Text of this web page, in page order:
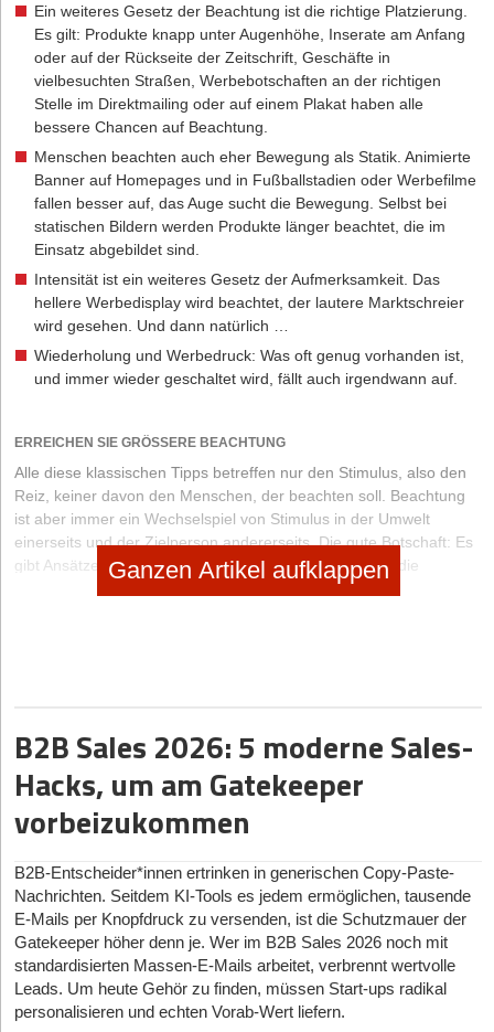
Ein weiteres Gesetz der Beachtung ist die richtige Platzierung.
Es gilt: Produkte knapp unter Augenhöhe, Inserate am Anfang
oder auf der Rückseite der Zeitschrift, Geschäfte in
vielbesuchten Straßen, Werbebotschaften an der richtigen
Stelle im Direktmailing oder auf einem Plakat haben alle
bessere Chancen auf Beachtung.
Menschen beachten auch eher Bewegung als Statik. Animierte
Banner auf Homepages und in Fußballstadien oder Werbefilme
fallen besser auf, das Auge sucht die Bewegung. Selbst bei
statischen Bildern werden Produkte länger beachtet, die im
Einsatz abgebildet sind.
Intensität ist ein weiteres Gesetz der Aufmerksamkeit. Das
hellere Werbedisplay wird beachtet, der lautere Marktschreier
wird gesehen. Und dann natürlich …
Wiederholung und Werbedruck: Was oft genug vorhanden ist,
und immer wieder geschaltet wird, fällt auch irgendwann auf.
ERREICHEN SIE GRÖSSERE BEACHTUNG
Alle diese klassischen Tipps betreffen nur den Stimulus, also den
Reiz, keiner davon den Menschen, der beachten soll. Beachtung
ist aber immer ein Wechselspiel von Stimulus in der Umwelt
einerseits und der Zielperson andererseits. Die gute Botschaft: Es
gibt Ansätze, die Beachtung erhöhen und Sie nicht wie die
eingangs augeführten Maßnahmen viel Geld kosten. Diese
Viel wesentlicher ist aber noch das Interesse: Wir beachten das,
was uns interessiert, man spricht hier von High Involvement.
Hungrige Menschen nehmen eher Dinge zum Essen wahr,
erkennen sogar in ambivalenten Reizen eher Essbares.
wahr als es die Rentnerin tun würde. Lernen Sie also Ihre
Zielgruppe (besser) kennen, verstehen Sie, was die Zielgruppe
interessiert und was sie wirklich anspricht. Verwenden Sie es dann
gezielt in Ihrer Werbung, bei der Gestaltung von Werbebriefen, bei
der Gestaltung Ihrer Geschäfte usw.
Die 5 größten Don'ts
Ganzen Artikel aufklappen
B2B Sales 2026: 5 moderne Sales-
Hacks, um am Gatekeeper
vorbeizukommen
B2B-Entscheider*innen ertrinken in generischen Copy-Paste-
Nachrichten. Seitdem KI-Tools es jedem ermöglichen, tausende
E-Mails per Knopfdruck zu versenden, ist die Schutzmauer der
Gatekeeper höher denn je. Wer im B2B Sales 2026 noch mit
standardisierten Massen-E-Mails arbeitet, verbrennt wertvolle
Leads. Um heute Gehör zu finden, müssen Start-ups radikal
personalisieren und echten Vorab-Wert liefern.